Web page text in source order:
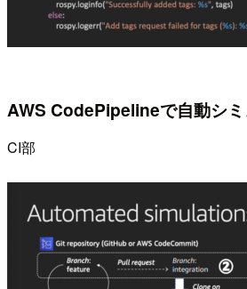
AWS CodePipelineで自動シミ
CI部